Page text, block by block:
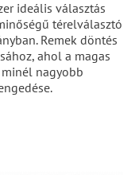
ideális választás
térelválasztó
Remek döntés
ahol a magas
nagyobb